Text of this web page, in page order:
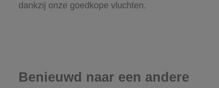
dankzij onze goedkope vluchten.
Benieuwd naar een andere